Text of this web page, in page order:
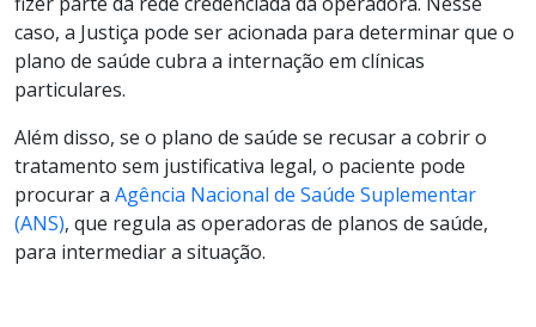
caso, a Justiça pode ser acionada para determinar que o
plano de saúde cubra a internação em clínicas
particulares.
Além disso, se o plano de saúde se recusar a cobrir o
tratamento sem justificativa legal, o paciente pode
procurar a Agência Nacional de Saúde Suplementar
(ANS), que regula as operadoras de planos de saúde,
para intermediar a situação.